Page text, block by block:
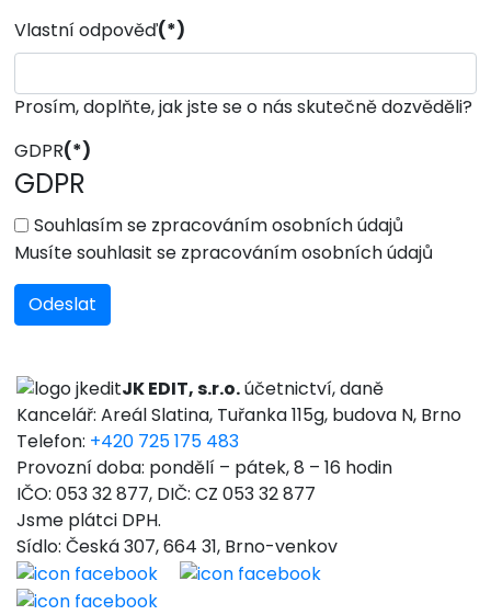
Vlastní odpověď(*)
Prosím, doplňte, jak jste se o nás skutečně dozvěděli?
GDPR(*)
GDPR
Souhlasím se zpracováním osobních údajů
Musíte souhlasit se zpracováním osobních údajů
Odeslat
JK EDIT, s.r.o.účetnictví, daně
Kancelář: Areál Slatina, Tuřanka 115g, budova N, Brno
Telefon: +420 725 175 483
Provozní doba: pondělí – pátek, 8 – 16 hodin
IČO: 053 32 877, DIČ: CZ 053 32 877
Jsme plátci DPH.
Sídlo: Česká 307, 664 31, Brno-venkov